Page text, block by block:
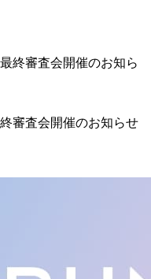
審査会開催のお知らせ